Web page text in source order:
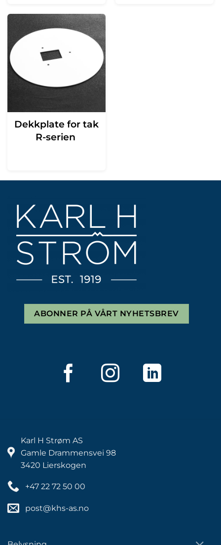
Dekkplate for tak
R-serien
ABONNER PÅ VÅRT NYHETSBREV
Karl H Strøm AS
Gamle Drammensvei 98
3420 Lierskogen
+47 22 72 50 00
post@khs-as.no